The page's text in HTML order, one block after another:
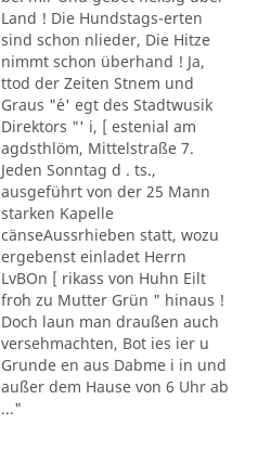
Land ! Die Hundstags-erten
sind schon nlieder, Die Hitze
nimmt schon überhand ! Ja,
ttod der Zeiten Stnem und
Graus "´e' egt des Stadtwusik
Direktors "' i, [ estenial am
agdsthlöm, Mittelstraße 7.
Jeden Sonntag d . ts.,
ausgeführt von der 25 Mann
starken Kapelle
cänseAussrhieben statt, wozu
ergebenst einladet Herrn
LvBOn [ rikass von Huhn Eilt
froh zu Mutter Grün " hinaus !
Doch laun man draußen auch
versehmachten, Bot ies ier u
Grunde en aus Dabme i in und
außer dem Hause von 6 Uhr ab
..."